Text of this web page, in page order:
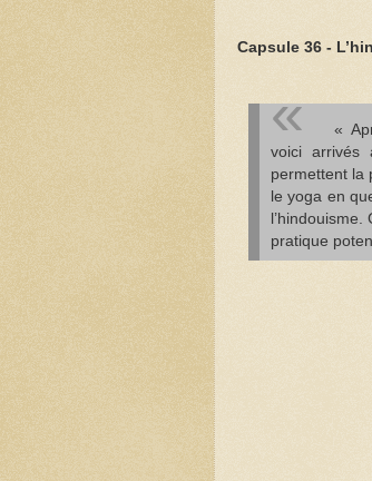
Capsule 36 -
«
voici arrivés
permettent la
le yoga en
pratique